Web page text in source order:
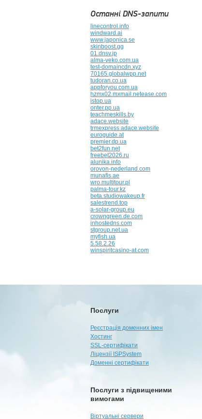
Останні DNS-запити
linecontrol.info
windward.ai
www.japonica.se
skinboost.gg
01.dnsv.jp
alma-veko.com.ua
test-domaincdn.xyz
70165.globalwpp.net
tudoran.co.ua
appforyou.com.ua
hzmx02.mxmail.netease.com
istop.ua
onter.pp.ua
teachmeskills.by
adace.website
trmexpress.adace.website
euroguide.at
premier.dp.ua
bet2fun.net
freebet2026.ru
alunika.info
orovon-nederland.com
munafis.ae
wro.multitour.pl
palma-tour.kz
beta.studiowakeup.fr
salestrend.top
a-solar-group.eu
crowngreen.de.com
inhostedns.com
stgroup.net.ua
myfish.ua
5.58.2.26
winspiritcasino-at.com
Послуги
Реєстрація доменних імен
Хостинг
SSL-сертифікати
Ліцензії ISPSystem
Доменні сертифікати
Послуги з підвищеними
вимогами
Віртуальні сервери